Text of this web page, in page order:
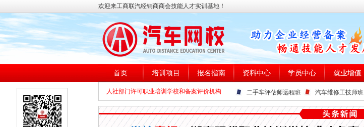
欢迎来工商联汽经销商商会技能人才实训基地！
首页 培训项目 报名指南 资料中心 学员中心 就业增值
人社部门许可职业培训学校和备案评价机构 二手车评估师远程班 汽车维修工技师班